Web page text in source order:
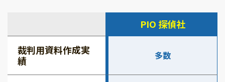
PIO 探偵社
裁判用資料作成実
績
多数